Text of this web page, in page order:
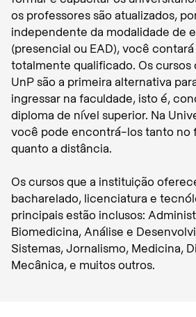
os professores são atualizados,
independente da modalidade de
(presencial ou EAD), você
totalmente qualificado. Os cursos
UnP são a primeira alternativa
ingressar na faculdade, isto é,
diploma de nível superior. Na
você pode encontrá-los tanto no
quanto a distância.
Os cursos que a instituição
bacharelado, licenciatura e
principais estão inclusos:
Biomedicina, Análise e
Sistemas, Jornalismo, Medicina,
Mecânica, e muitos outros.